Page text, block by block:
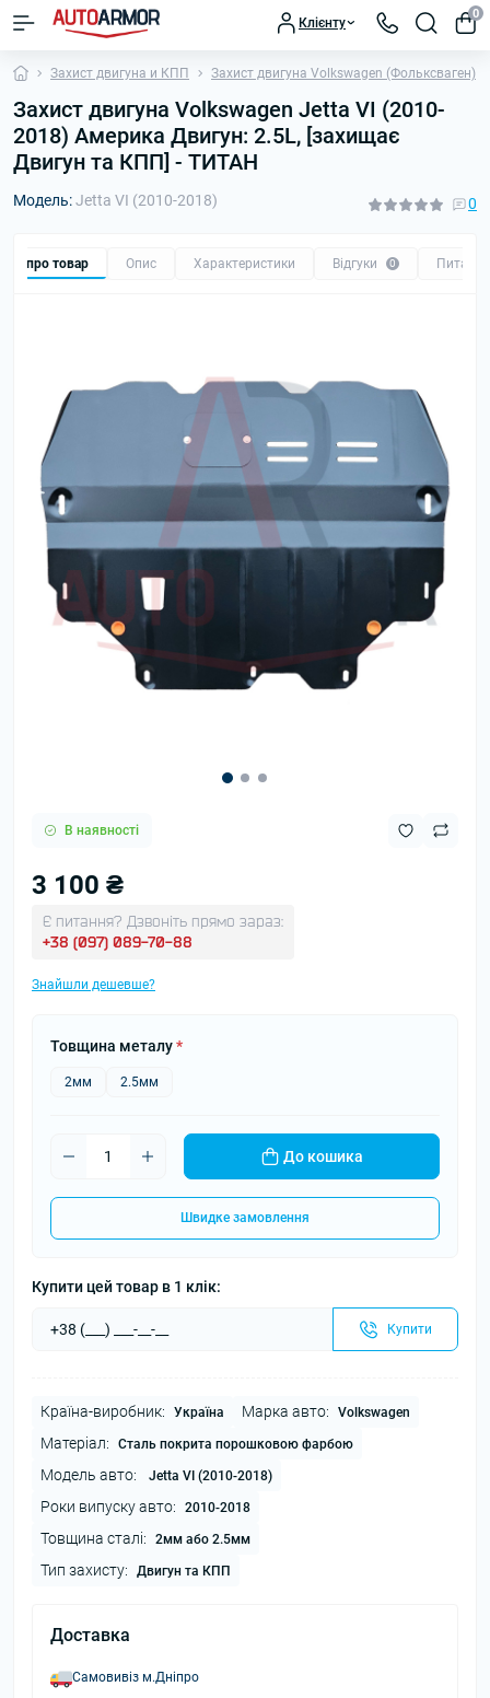
Клієнту
0
Захист двигуна и КПП Захист двигуна Volkswagen (Фольксваген)
Захист двигуна Volkswagen Jetta VI (2010-
2018) Америка Двигун: 2.5L, [захищає
Двигун та КПП] - ТИТАН
Модель:Jetta VI (2010-2018) 0
Все про товар Опис Характеристики Відгуки 0 Питання
В наявності
3 100 ₴
Є питання? Дзвоніть прямо зараз:
+38 (097) 089-70-88
Знайшли дешевше?
Товщина металу*
2мм 2.5мм
До кошика
Швидке замовлення
Купити цей товар в 1 клік:
Купити
Країна-виробник: Україна Марка авто: Volkswagen
Матеріал: Сталь покрита порошковою фарбою
Модель авто: Jetta VI (2010-2018)
Роки випуску авто: 2010-2018
Товщина сталі: 2мм або 2.5мм
Тип захисту: Двигун та КПП
Доставка
Самовивіз м.Дніпро